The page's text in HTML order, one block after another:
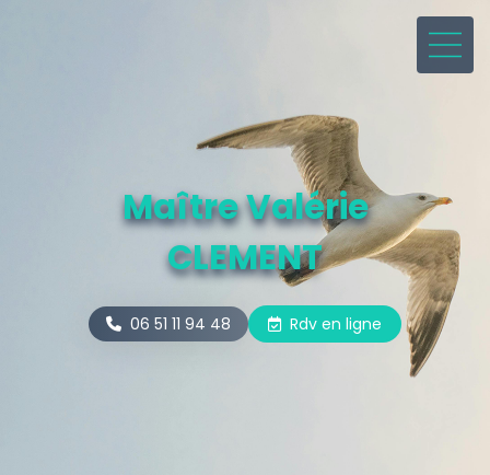
Maître Valérie
CLEMENT
06 51 11 94 48 Rdv en ligne